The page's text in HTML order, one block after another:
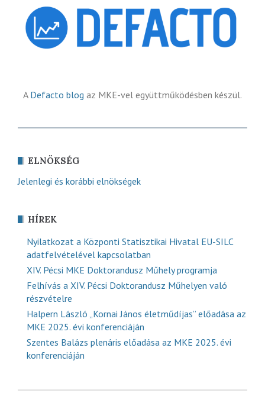
A Defacto blog az MKE-vel együttműködésben készül.
ELNÖKSÉG
Jelenlegi és korábbi elnökségek
HÍREK
Nyilatkozat a Központi Statisztikai Hivatal EU-SILC
adatfelvételével kapcsolatban
XIV. Pécsi MKE Doktorandusz Műhely programja
Felhívás a XIV. Pécsi Doktorandusz Műhelyen való
részvételre
Halpern László „Kornai János életműdíjas” előadása az
MKE 2025. évi konferenciáján
Szentes Balázs plenáris előadása az MKE 2025. évi
konferenciáján